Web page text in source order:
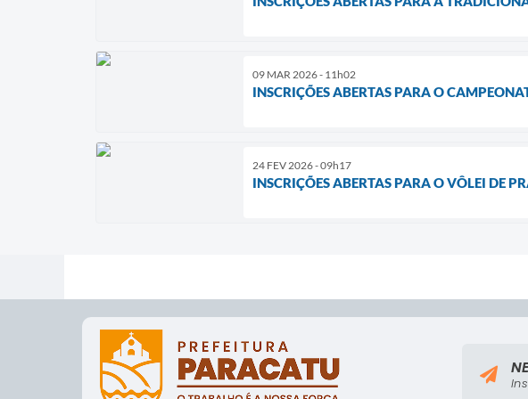
09 MAR 2026 - 11h02
INSCRIÇÕES ABERTAS PARA O
24 FEV 2026 - 09h17
INSCRIÇÕES ABERTAS PARA O VÔLEI DE